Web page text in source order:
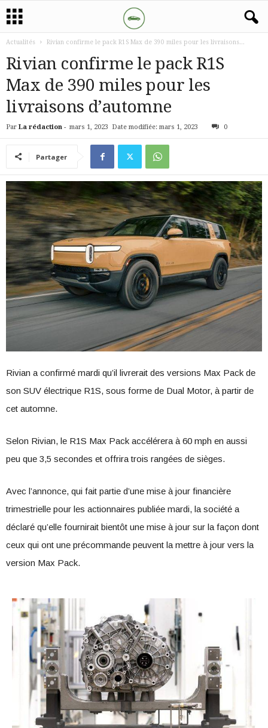
Actualités Rivian confirme le pack R1S Max de 390 miles pour les livraisons...
Rivian confirme le pack R1S
Max de 390 miles pour les
livraisons d’automne
Par La rédaction - mars 1, 2023 Date modifiée: mars 1, 2023 0
Partager
Rivian a confirmé mardi qu’il livrerait des versions Max Pack de
son SUV électrique R1S, sous forme de Dual Motor, à partir de
cet automne.
Selon Rivian, le R1S Max Pack accélérera à 60 mph en aussi
peu que 3,5 secondes et offrira trois rangées de sièges.
Avec l’annonce, qui fait partie d’une mise à jour financière
trimestrielle pour les actionnaires publiée mardi, la société a
déclaré qu’elle fournirait bientôt une mise à jour sur la façon dont
ceux qui ont une précommande peuvent la mettre à jour vers la
version Max Pack.